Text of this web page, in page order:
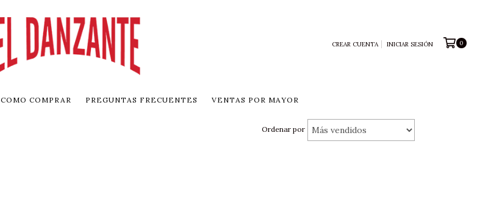
CREAR CUENTA INICIAR SESIÓN 0
COMO COMPRAR PREGUNTAS FRECUENTES VENTAS POR MAYOR
Ordenar por